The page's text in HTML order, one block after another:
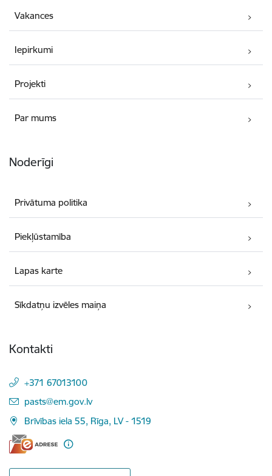
Vakances
Iepirkumi
Projekti
Par mums
Noderīgi
Privātuma politika
Piekļūstamība
Lapas karte
Sīkdatņu izvēles maiņa
Kontakti
+371 67013100
E-pasts:
pasts@em.gov.lv
Brīvības iela 55, Rīga, LV - 1519